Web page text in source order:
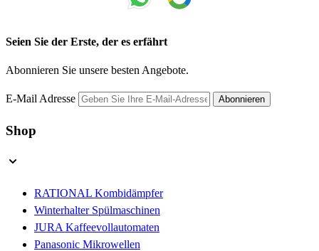
Seien Sie der Erste, der es erfährt
Abonnieren Sie unsere besten Angebote.
E-Mail Adresse Abonnieren
Shop
RATIONAL Kombidämpfer
Winterhalter Spülmaschinen
JURA Kaffeevollautomaten
Panasonic Mikrowellen